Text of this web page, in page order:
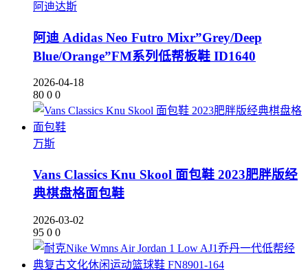
阿迪达斯
阿迪 Adidas Neo Futro Mixr”Grey/Deep
Blue/Orange”FM系列低帮板鞋 ID1640
2026-04-18
80 0 0
万斯
Vans Classics Knu Skool 面包鞋 2023肥胖版经
典棋盘格面包鞋
2026-03-02
95 0 0